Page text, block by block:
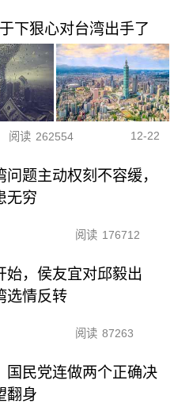
下狠心对台湾出手了
阅读 262554 12-22
问题主动权刻不容缓，
无穷
阅读 176712
始，侯友宜对邱毅出
选情反转
阅读 87263
国民党连做两个正确决
翻身